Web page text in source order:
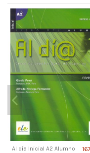
Al día Inicial A2 Alumno